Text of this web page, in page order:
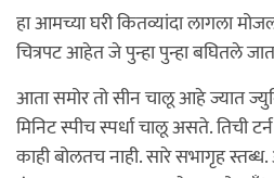
हा आमच्या घरी कितव्यांदा लागला
चित्रपट आहेत जे पुन्हा पुन्हा बघितले
आता समोर तो सीन चालू आहे ज्यात
मिनिट स्पीच स्पर्धा चालू असते. तिची
काही बोलतच नाही. सारे सभागृह